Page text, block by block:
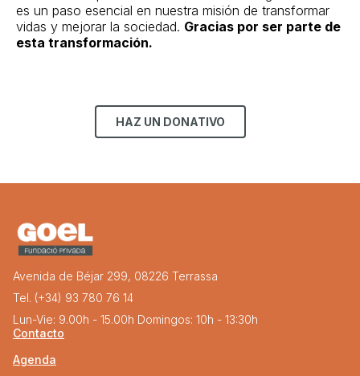
es un paso esencial en nuestra misión de transformar
vidas y mejorar la sociedad. Gracias por ser parte de
esta transformación.
HAZ UN DONATIVO
Avenida de Béjar 299, 08226 Terrassa
Tel. (+34) 93 780 76 14
Lun-Vie: 9.00h - 15.00h Domingos: 10h - 13:30h
Contacto
Agenda